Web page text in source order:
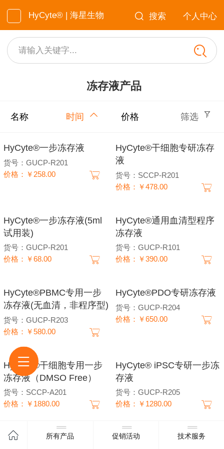
HyCyte® | 海星生物 搜索 个人中心
请输入关键字...
冻存液产品
名称 时间 价格 筛选
HyCyte®一步冻存液
货号：GUCP-R201
价格：￥258.00
HyCyte®干细胞专研冻存
液
货号：SCCP-R201
价格：￥478.00
HyCyte®一步冻存液(5ml
试用装)
货号：GUCP-R201
价格：￥68.00
HyCyte®通用血清型程序
冻存液
货号：GUCP-R101
价格：￥390.00
HyCyte®PBMC专用一步
冻存液(无血清，非程序型)
货号：GUCP-R203
价格：￥580.00
HyCyte®PDO专研冻存液
货号：GUCP-R204
价格：￥650.00
HyCyte®干细胞专用一步
冻存液（DMSO Free）
货号：SCCP-A201
价格：￥1880.00
HyCyte® iPSC专研一步冻
存液
货号：GUCP-R205
价格：￥1280.00
/ 1
所有产品 促销活动 技术服务